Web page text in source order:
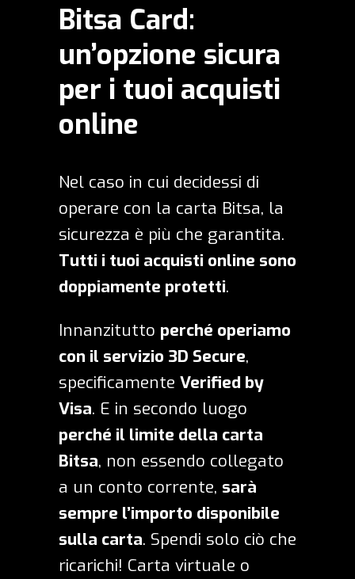
Bitsa Card:
un’opzione sicura
per i tuoi acquisti
online
Nel caso in cui decidessi di
operare con la carta Bitsa, la
sicurezza è più che garantita.
Tutti i tuoi acquisti online sono
doppiamente protetti.
Innanzitutto perché operiamo
con il servizio 3D Secure,
specificamente Verified by
Visa. E in secondo luogo
perché il limite della carta
Bitsa, non essendo collegato
a un conto corrente, sarà
sempre l’importo disponibile
sulla carta. Spendi solo ciò che
ricarichi! Carta virtuale o